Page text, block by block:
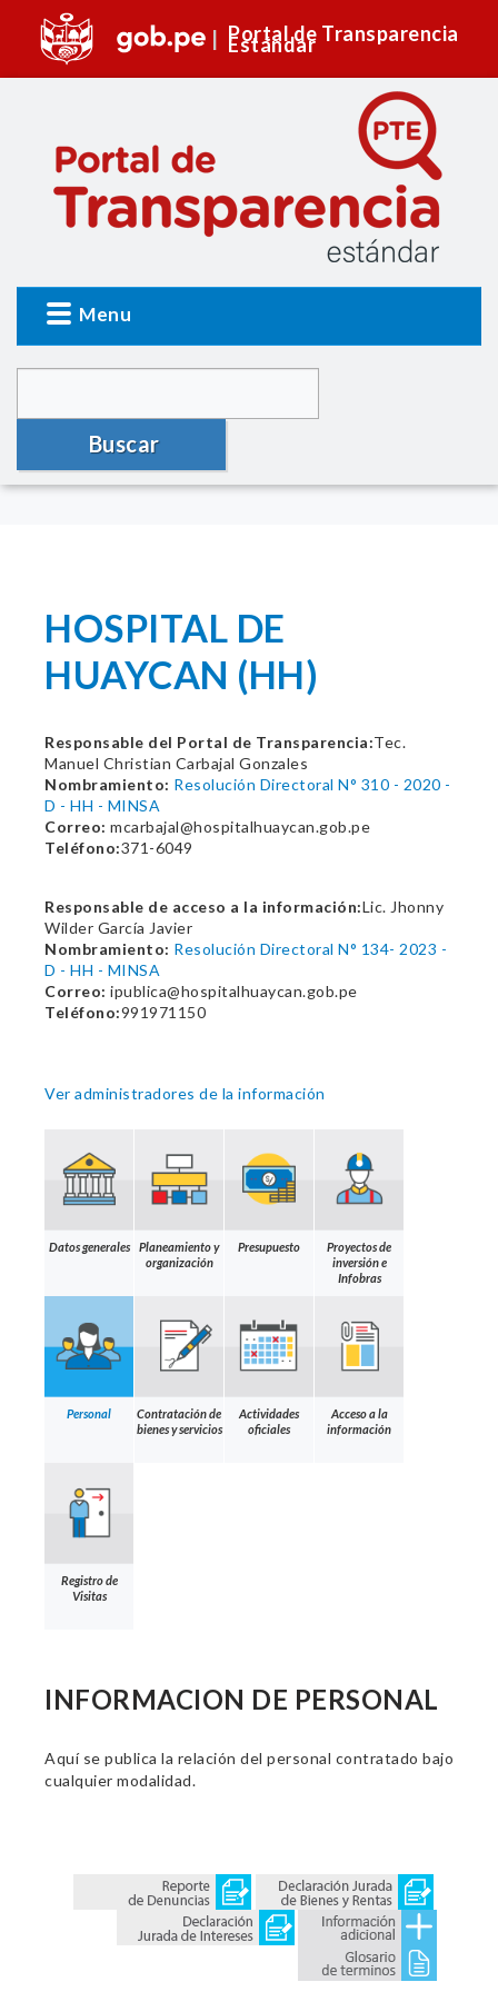
Portal de Transparencia
Estándar
Menu
Buscar
HOSPITAL DE
HUAYCAN (HH)
Responsable del Portal de Transparencia:Tec.
Manuel Christian Carbajal Gonzales
Nombramiento: Resolución Directoral N° 310 - 2020 -
D - HH - MINSA
Correo: mcarbajal@hospitalhuaycan.gob.pe
Teléfono:371-6049
Responsable de acceso a la información:Lic. Jhonny
Wilder García Javier
Nombramiento: Resolución Directoral N° 134- 2023 -
D - HH - MINSA
Correo: ipublica@hospitalhuaycan.gob.pe
Teléfono:991971150
Ver administradores de la información
Datos generales
Planeamiento y
organización
Presupuesto
Proyectos de
inversión e
Infobras
Personal
Contratación de
bienes y servicios
Actividades
oficiales
Acceso a la
información
Registro de
Visitas
INFORMACION DE PERSONAL
Aquí se publica la relación del personal contratado bajo
cualquier modalidad.